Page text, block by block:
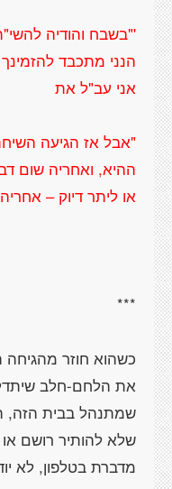
"אבל אז הגיעה
ההיא, ואחריה שום
כשהוא חוזר מהגיחה
את הלחם-חלב
שמתנהל בבית הזה,
שלא להותיר רושם או
מדברת בטלפון, לא